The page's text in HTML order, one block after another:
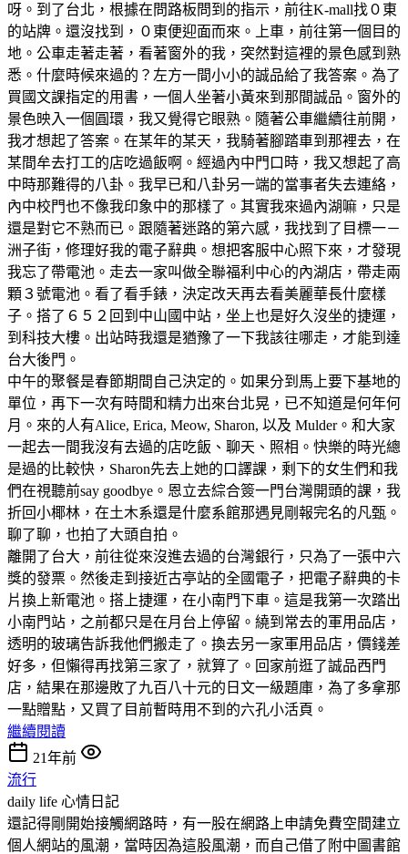
呀。到了台北，根據在問路板問到的指示，前往K-mall找０東
的站牌。還沒找到，０東便迎面而來。上車，前往第一個目的
地。公車走著走著，看著窗外的我，突然對這裡的景色感到熟
悉。什麼時候來過的？左方一間小小的誠品給了我答案。為了
買國文課指定的用書，一個人坐著小黃來到那間誠品。窗外的
景色映入一個圓環，我又覺得它眼熟。隨著公車繼續往前開，
我才想起了答案。在某年的某天，我騎著腳踏車到那裡去，在
某間牟去打工的店吃過飯啊。經過內中門口時，我又想起了高
中時那難得的八卦。我早已和八卦另一端的當事者失去連絡，
內中校門也不像我印象中的那樣了。其實我來過內湖嘛，只是
還是對它不熟而已。跟隨著迷路的第六感，我找到了目標一－
洲子街，修理好我的電子辭典。想把客服中心照下來，才發現
我忘了帶電池。走去一家叫做全聯福利中心的內湖店，帶走兩
顆３號電池。看了看手錶，決定改天再去看美麗華長什麼樣
子。搭了６５２回到中山國中站，坐上也是好久沒坐的捷運，
到科技大樓。出站時我還是猶豫了一下我該往哪走，才能到達
台大後門。
中午的聚餐是春節期間自己決定的。如果分到馬上要下基地的
單位，再下一次有時間和精力出來台北晃，已不知道是何年何
月。來的人有Alice, Erica, Meow, Sharon, 以及 Mulder。和大家
一起去一間我沒有去過的店吃飯、聊天、照相。快樂的時光總
是過的比較快，Sharon先去上她的口譯課，剩下的女生們和我
們在視聽前say goodbye。恩立去綜合簽一門台灣開頭的課，我
折回小椰林，在土木系還是什麼系館那遇見剛報完名的凡甄。
聊了聊，也拍了大頭自拍。
離開了台大，前往從來沒進去過的台灣銀行，只為了一張中六
獎的發票。然後走到接近古亭站的全國電子，把電子辭典的卡
片換上新電池。搭上捷運，在小南門下車。這是我第一次踏出
小南門站，之前都只是在月台上停留。繞到常去的軍用品店，
透明的玻璃告訴我他們搬走了。換去另一家軍用品店，價錢差
好多，但懶得再找第三家了，就算了。回家前逛了誠品西門
店，結果在那邊敗了九百八十元的日文一級題庫，為了多拿那
一點贈點，又買了目前暫時用不到的六孔小活頁。
繼續閱讀
21年前
流行
daily life 心情日記
還記得剛開始接觸網路時，有一股在網路上申請免費空間建立
個人網站的風潮，當時因為這股風潮，而自己借了附中圖書館